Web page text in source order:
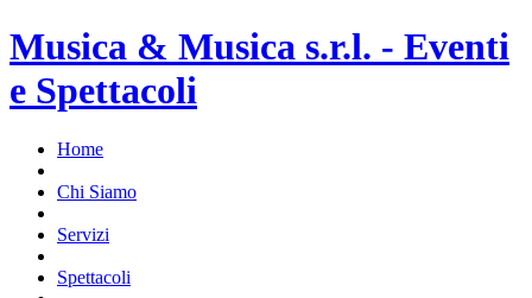
Musica & Musica s.r.l. - Eventi
e Spettacoli
Home
Chi Siamo
Servizi
Spettacoli